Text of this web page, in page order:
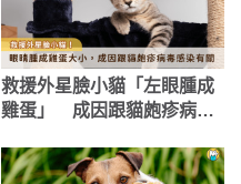
救援外星臉小貓「左眼腫成
雞蛋」 成因跟貓皰疹病毒